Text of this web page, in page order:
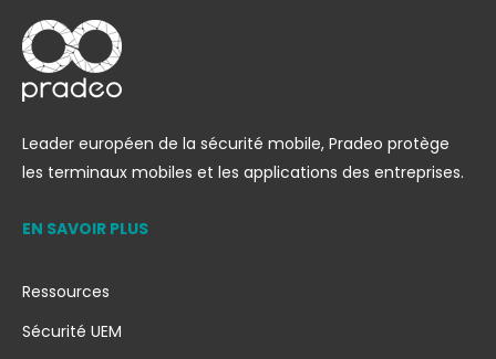
Leader européen de la sécurité mobile, Pradeo protège
les terminaux mobiles et les applications des entreprises.
EN SAVOIR PLUS
Ressources
Sécurité UEM